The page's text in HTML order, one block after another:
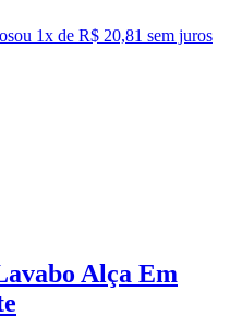
ou 1x de R$ 20,81 sem juros
Alça Em